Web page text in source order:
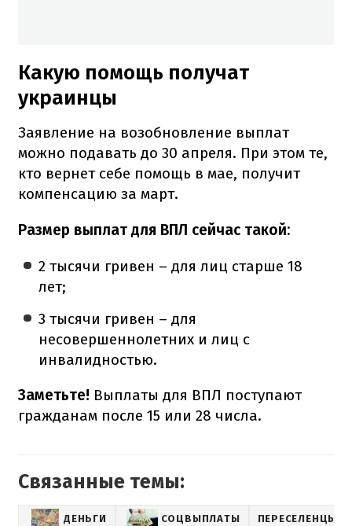
Какую помощь получат
украинцы
Заявление на возобновление выплат
можно подавать до 30 апреля. При этом те,
кто вернет себе помощь в мае, получит
компенсацию за март.
Размер выплат для ВПЛ сейчас такой:
2 тысячи гривен – для лиц старше 18
лет;
3 тысячи гривен – для
несовершеннолетних и лиц с
инвалидностью.
Заметьте! Выплаты для ВПЛ поступают
гражданам после 15 или 28 числа.
Связанные темы:
ДЕНЬГИ СОЦВЫПЛАТЫ ПЕРЕСЕЛЕНЦЫ